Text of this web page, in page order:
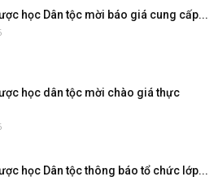
học Dân tộc mời báo giá cung cấp...
học dân tộc mời chào giá thực
học Dân tộc thông báo tổ chức lớp...